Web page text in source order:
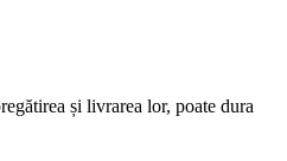
și livrarea lor, poate dura